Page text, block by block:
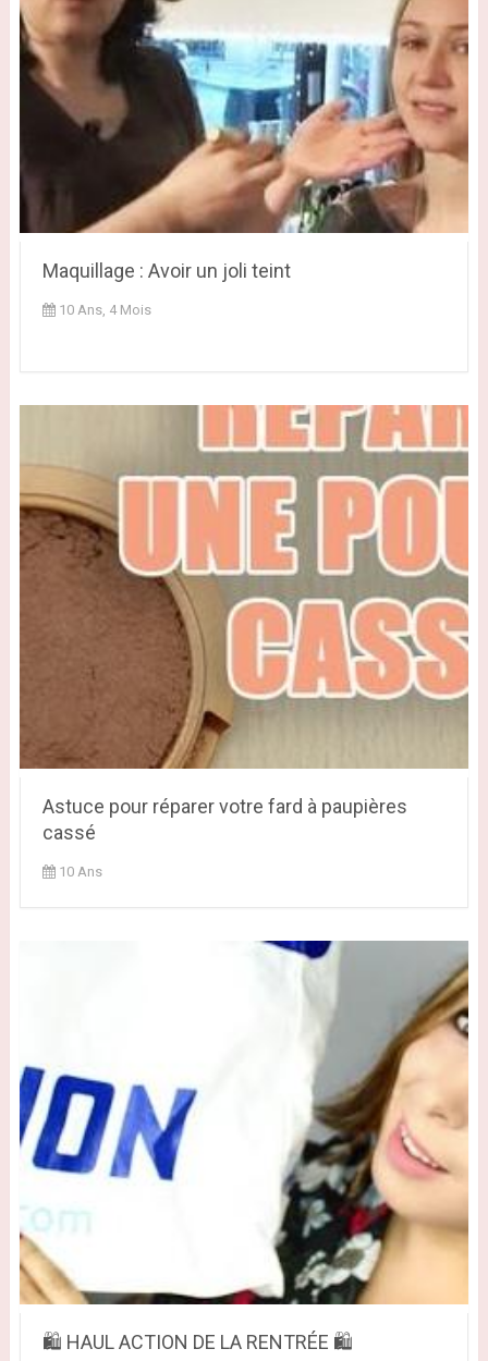
Maquillage : Avoir un joli teint
10 Ans, 4 Mois
Astuce pour réparer votre fard à paupières
cassé
10 Ans
🛍 HAUL ACTION DE LA RENTRÉE 🛍